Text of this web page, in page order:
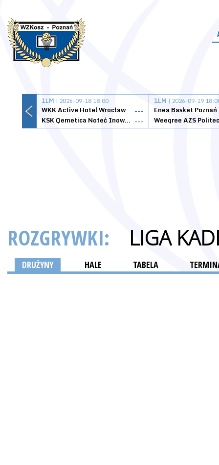
1LM | 2026-09-18 18:00
WKK Active Hotel Wrocław
---
KSK Qemetica Noteć Inowrocław ---
1LM | 2026-09-19
Enea Basket Poznań
ROZGRYWKI: LIGA
DRUŻYNY HALE TABELA